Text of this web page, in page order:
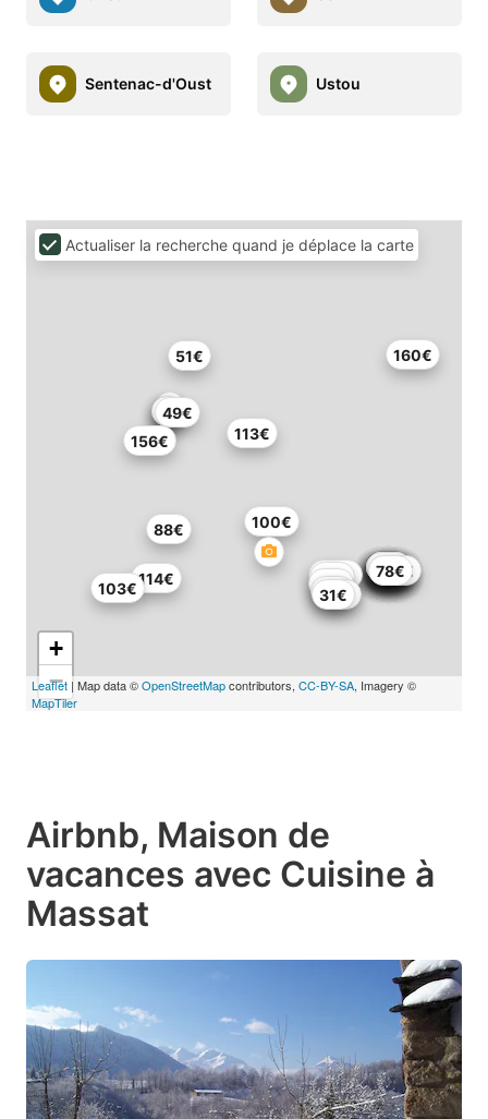
Sentenac-d'Oust Ustou
113€
160€
51€
92€
62€
64€
69€
59€
51€
88€
156€
100€
103€
114€ 123€
78€
67€
89€
92€
52€
49€
52€
104€
31€
52€
52€
52€
45€
79€
52€
+
−
Leaflet | Map data ©OpenStreetMapcontributors, CC-BY-SA, Imagery ©
MapTiler
Actualiser la recherche quand je déplace la carte
Airbnb, Maison de
vacances avec Cuisine à
Massat